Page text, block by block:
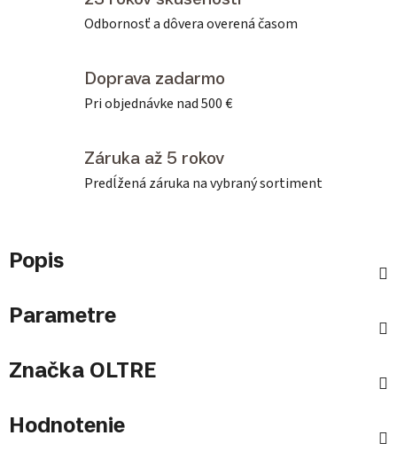
Odbornosť a dôvera overená časom
Doprava zadarmo
Pri objednávke nad 500 €
Záruka až 5 rokov
Predĺžená záruka na vybraný sortiment
Popis
Parametre
Značka OLTRE
Hodnotenie